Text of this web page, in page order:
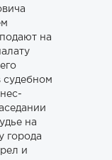
на
судебном
на
города
и